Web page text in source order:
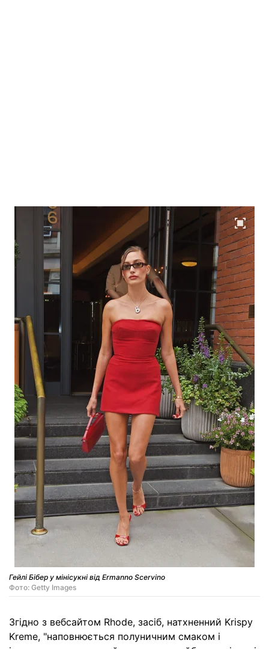
Гейлі Бібер у мінісукні від Ermanno Scervino
Фото: Getty Images
Згідно з вебсайтом Rhode, засіб, натхненний Krispy
Kreme, "наповнюється полуничним смаком і